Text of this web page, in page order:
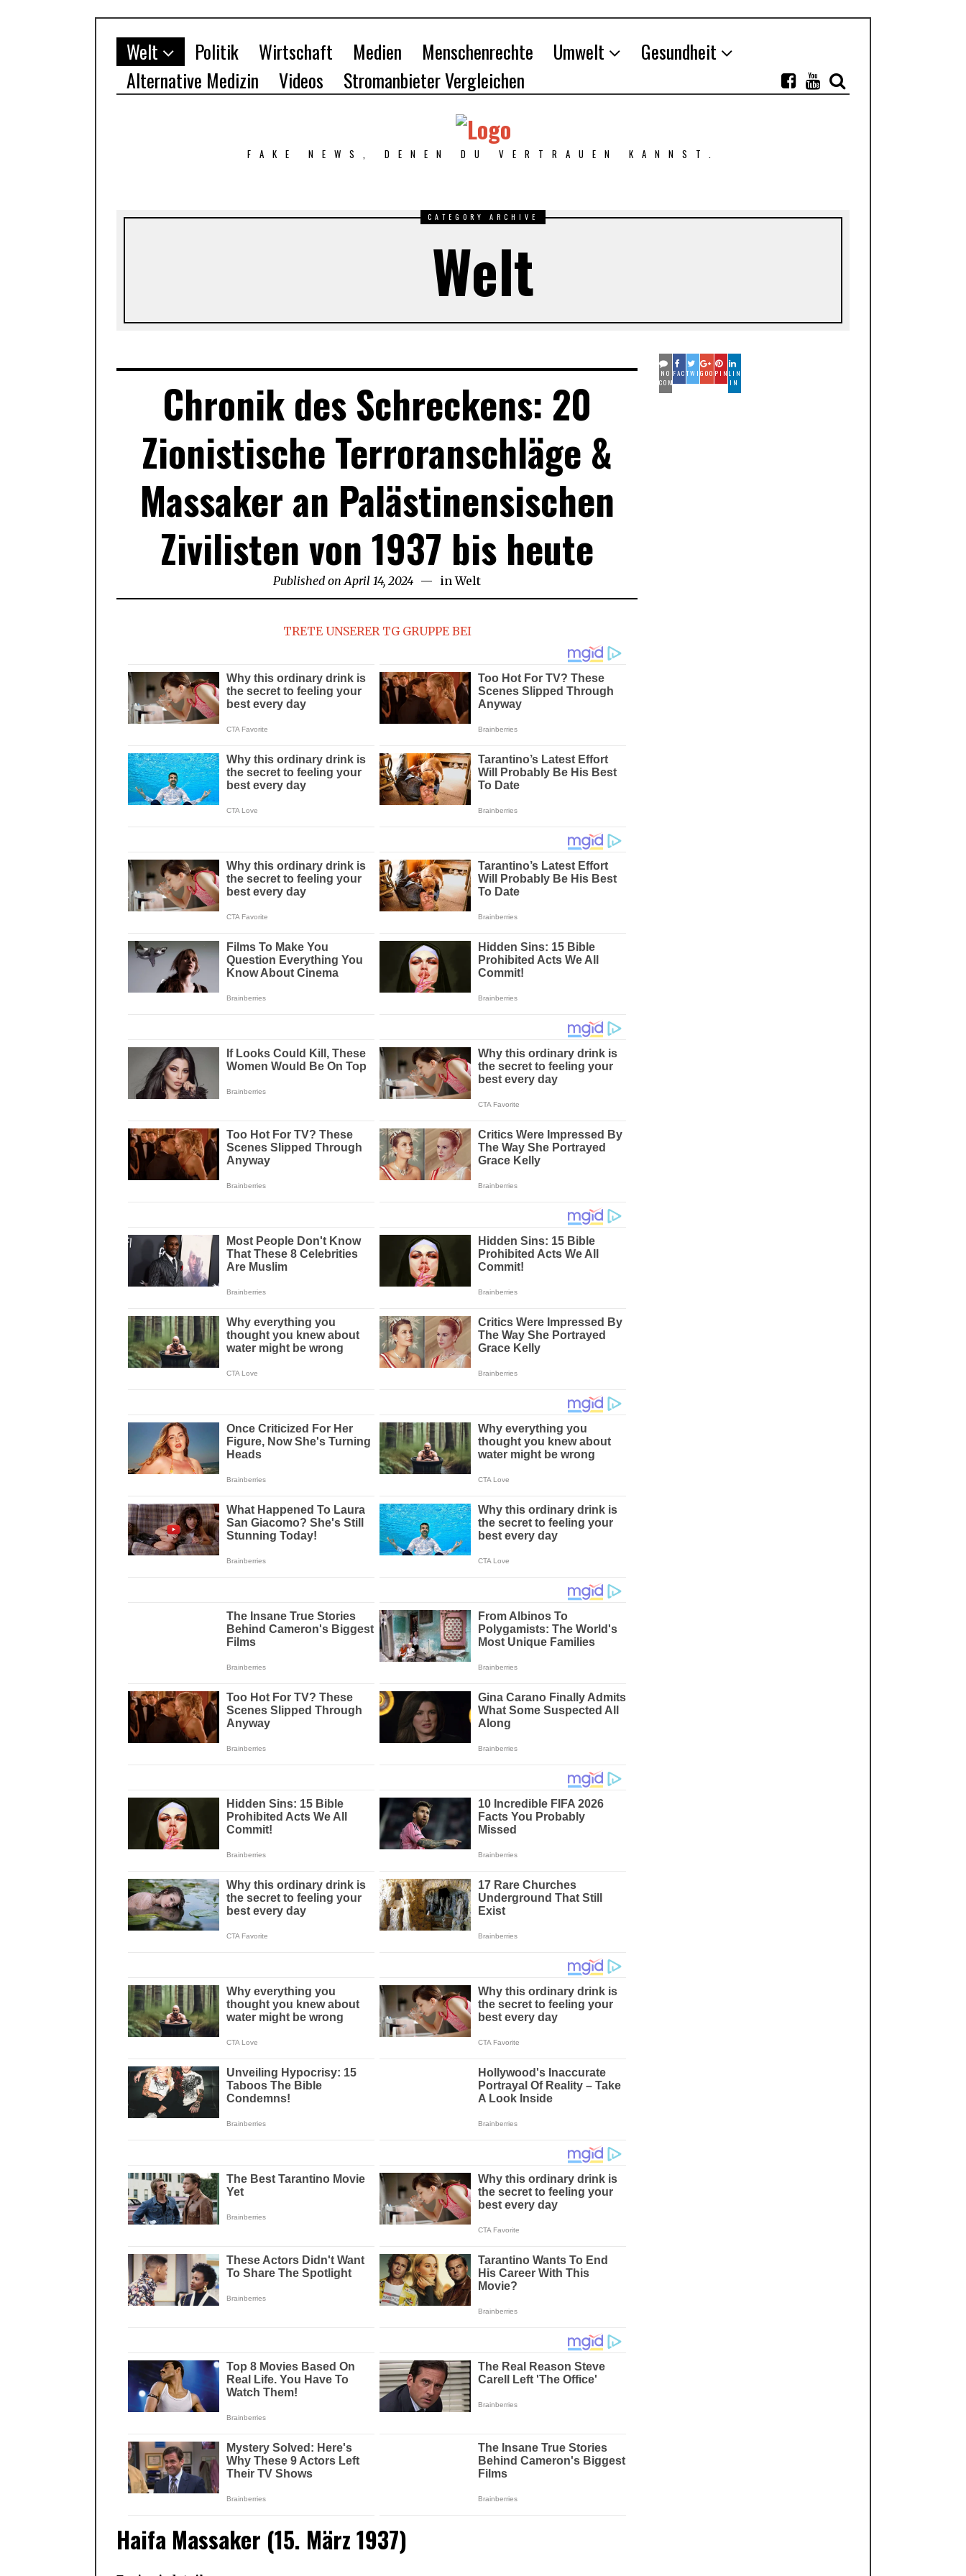
Welt Politik Wirtschaft Medien Menschenrechte Umwelt
Gesundheit
Alternative Medizin
Videos Stromanbieter Vergleichen
FAKE NEWS, DENEN DU VERTRAUEN KANNST.
CATEGORY ARCHIVE
Welt
Chronik des Schreckens: 20
Zionistische Terroranschläge &
Massaker an Palästinensischen
Zivilisten von 1937 bis heute
Published on April 14, 2024 April
14,
in Welt
TRETE UNSERER TG GRUPPE BEI
Haifa Massaker (15. März 1937)
NO
COMMENTS
FACEBOOK
TWITTER
GOOGLEPINTEREST
LINKED
IN